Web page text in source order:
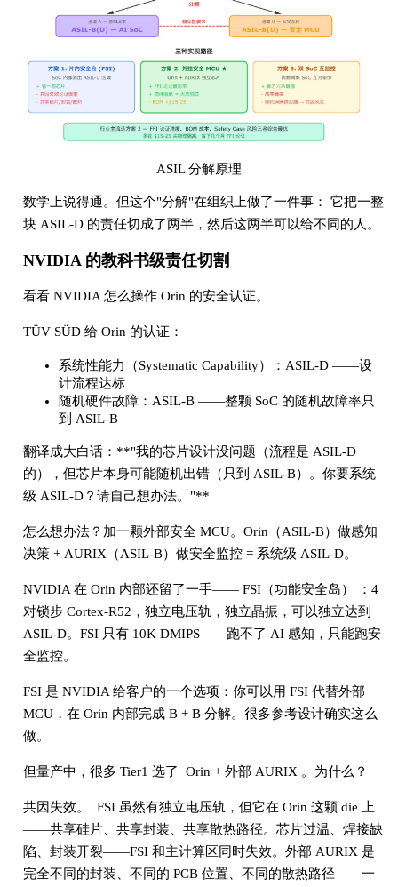
ASIL 分解原理
数学上说得通。但这个"分解"在组织上做了一件事： 它把一整
块 ASIL-D 的责任切成了两半，然后这两半可以给不同的人。
NVIDIA 的教科书级责任切割
看看 NVIDIA 怎么操作 Orin 的安全认证。
TÜV SÜD 给 Orin 的认证：
系统性能力（Systematic Capability）：ASIL-D ——设
计流程达标
随机硬件故障：ASIL-B ——整颗 SoC 的随机故障率只
到 ASIL-B
翻译成大白话：**"我的芯片设计没问题（流程是 ASIL-D
的），但芯片本身可能随机出错（只到 ASIL-B）。你要系统
级 ASIL-D？请自己想办法。"**
怎么想办法？加一颗外部安全 MCU。Orin（ASIL-B）做感知
决策 + AURIX（ASIL-B）做安全监控 = 系统级 ASIL-D。
NVIDIA 在 Orin 内部还留了一手—— FSI（功能安全岛） ：4
对锁步 Cortex-R52，独立电压轨，独立晶振，可以独立达到
ASIL-D。FSI 只有 10K DMIPS——跑不了 AI 感知，只能跑安
全监控。
FSI 是 NVIDIA 给客户的一个选项：你可以用 FSI 代替外部
MCU，在 Orin 内部完成 B + B 分解。很多参考设计确实这么
做。
但量产中，很多 Tier1 选了 Orin + 外部 AURIX 。为什么？
共因失效。 FSI 虽然有独立电压轨，但它在 Orin 这颗 die 上
——共享硅片、共享封装、共享散热路径。芯片过温、焊接缺
陷、封装开裂——FSI 和主计算区同时失效。外部 AURIX 是
完全不同的封装、不同的 PCB 位置、不同的散热路径——一